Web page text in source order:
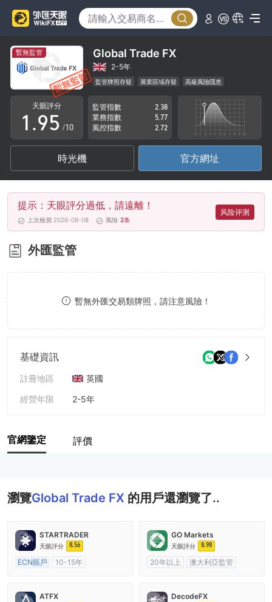
暫無監管 Global Trade FX
2-5年
監管牌照存疑 展業區域存疑 高級風險隱患
天眼評分
0
1
2
3
4
5
6
7
.
5
6
7
8
9
1
2
3
4
5
6
7
8
9
/10
監管指數
2.38
業務指數
5.77
風控指數
2.72
時光機 官方網址
提示：天眼評分過低，請遠離！
上次檢測 2026-08-08 風險 2条
风险评测
外匯監管
暫無外匯交易類牌照，請注意風險！
基礎資訊
註冊地區
英國
經營年限
2-5年
官網鑒定 評價
瀏覽Global Trade FX 的用戶還瀏覽了..
STARTRADER
天眼評分 8.56
ECN賬戶
10-15年
主標MT4
GO Markets
天眼評分 8.98
20年以上
澳大利亞監管
ATFX DecodeFX